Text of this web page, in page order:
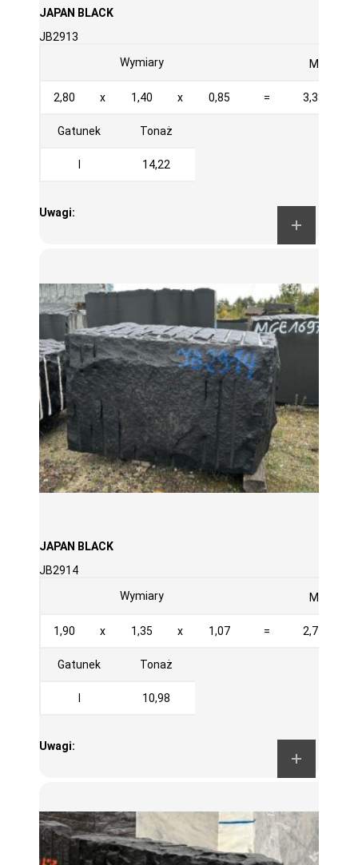
JAPAN BLACK
JB2913
Wymiary
M
2,80 x 1,40 x 0,85 = 3,332
Gatunek Tonaż
14,22
Uwagi:
JAPAN BLACK
JB2914
Wymiary
M
1,90 x 1,35 x 1,07 = 2,745
Gatunek Tonaż
10,98
Uwagi: